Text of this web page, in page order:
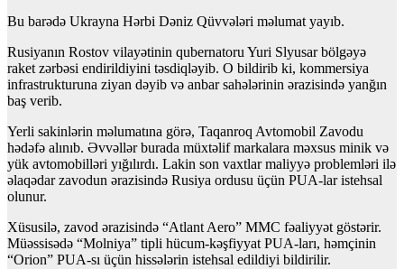
Bu barədə Ukrayna Hərbi Dəniz Qüvvələri məlumat yayıb.
Rusiyanın Rostov vilayətinin qubernatoru Yuri Slyusar bölgəyə
raket zərbəsi endirildiyini təsdiqləyib. O bildirib ki, kommersiya
infrastrukturuna ziyan dəyib və anbar sahələrinin ərazisində yanğın
baş verib.
Yerli sakinlərin məlumatına görə, Taqanroq Avtomobil Zavodu
hədəfə alınıb. Əvvəllər burada müxtəlif markalara məxsus minik və
yük avtomobilləri yığılırdı. Lakin son vaxtlar maliyyə problemləri ilə
əlaqədar zavodun ərazisində Rusiya ordusu üçün PUA-lar istehsal
olunur.
Xüsusilə, zavod ərazisində “Atlant Aero” MMC fəaliyyət göstərir.
Müəssisədə “Molniya” tipli hücum-kəşfiyyat PUA-ları, həmçinin
“Orion” PUA-sı üçün hissələrin istehsal edildiyi bildirilir.